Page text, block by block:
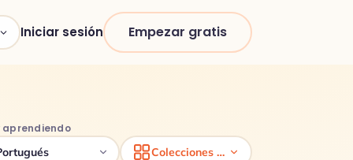
Iniciar sesión Empezar gratis
aprendiendo
Colecciones de vocabulario